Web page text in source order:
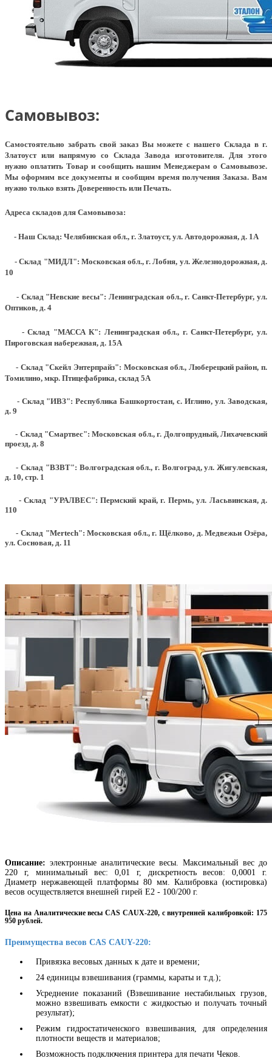
Самовывоз:
Самостоятельно забрать свой заказ Вы можете с нашего Склада в г.
Златоуст или напрямую со Склада Завода изготовителя. Для этого
нужно оплатить Товар и сообщить нашим Менеджерам о Самовывозе.
Мы оформим все документы и сообщим время получения Заказа. Вам
нужно только взять Доверенность или Печать.
Адреса складов для Самовывоза:
- Наш Склад: Челябинская обл., г. Златоуст, ул. Автодорожная, д. 1А
- Склад "МИДЛ": Московская обл., г. Лобня, ул. Железнодорожная, д.
10
- Склад "Невские весы": Ленинградская обл., г. Санкт-Петербург, ул.
Оптиков, д. 4
- Склад "МАССА К": Ленинградская обл., г. Санкт-Петербург, ул.
Пироговская набережная, д. 15А
- Склад "Скейл Энтерпрайз": Московская обл., Люберецкий район, п.
Томилино, мкр. Птицефабрика, склад 5А
- Склад "ИВЗ": Республика Башкортостан, с. Иглино, ул. Заводская,
д. 9
- Склад "Смартвес":Московская обл., г. Долгопрудный, Лихачевский
проезд, д. 8
- Склад "ВЗВТ": Волгоградская обл., г. Волгоград, ул. Жигулевская,
д. 10, стр. 1
- Склад "УРАЛВЕС": Пермский край, г. Пермь, ул. Ласьвинская, д.
110
- Склад "Mertech": Московская обл., г. Щёлково, д. Медвежьи Озёра,
ул. Сосновая, д. 11
Описание: электронные аналитические весы. Максимальный вес до
220 г, минимальный вес: 0,01 г, дискретность весов: 0,0001 г.
Диаметр нержавеющей платформы 80 мм. Калибровка (юстировка)
весов осуществляется внешней гирей Е2 - 100/200 г.
Цена на Аналитические весыCAS CAUX-220, с внутренней калибровкой: 175
950 рублей.
Преимущества весов CAS CAUY-220:
Привязка весовых данных к дате и времени;
24 единицы взвешивания (граммы, караты и т.д.);
Усреднение показаний (Взвешивание нестабильных грузов,
можно взвешивать емкости с жидкостью и получать точный
результат);
Режим гидростатиченского взвешивания, для определения
плотности веществ и материалов;
Возможность подключения принтера для печати Чеков.